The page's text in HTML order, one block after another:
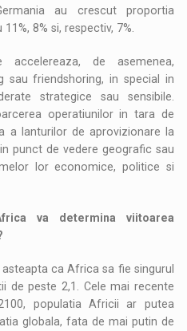
au crescut proportia
8% si, respectiv, 7%.
accelereaza, de asemenea,
sau friendshoring, in special in
strategice sau sensibile.
operatiunilor in tara de
a lanturilor de aprovizionare la
punct de vedere geografic sau
lor economice, politice si
va determina viitoarea
ca Africa sa fie singurul
peste 2,1. Cele mai recente
populatia Africii ar putea
globala, fata de mai putin de